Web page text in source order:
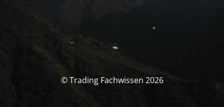
© Trading Fachwissen 2026